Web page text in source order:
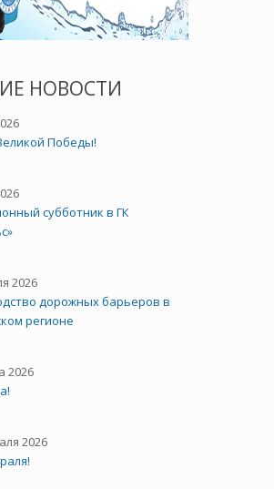
НОВОСТИ
Победы!
субботник в ГК
2026
дорожных барьеров в
регионе
2026
2026